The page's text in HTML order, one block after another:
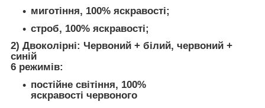
миготіння, 100% яскравості;
строб, 100% яскравості;
2) Двоколірні: Червоний + білий, червоний +
синій
6 режимів:
постійне світіння, 100%
яскравості червоного